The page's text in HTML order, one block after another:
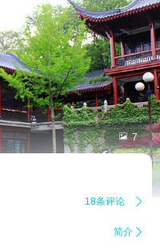
 7
18条评论 
简介 